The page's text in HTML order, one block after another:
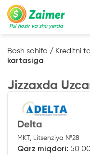
Pul hozir va shu yerda
Garov evaziga kredit
Avto garov evaziga
Ko’chmas mulk
Maxsus texnika
Kredit onlayn
Foydali
Kreditingizning
Kalkulyator
Bosh sahifa / Kreditni
kartasiga
Jizzaxda
Delta
MKT, Litsenziya №28
Qarz miqdori: 50